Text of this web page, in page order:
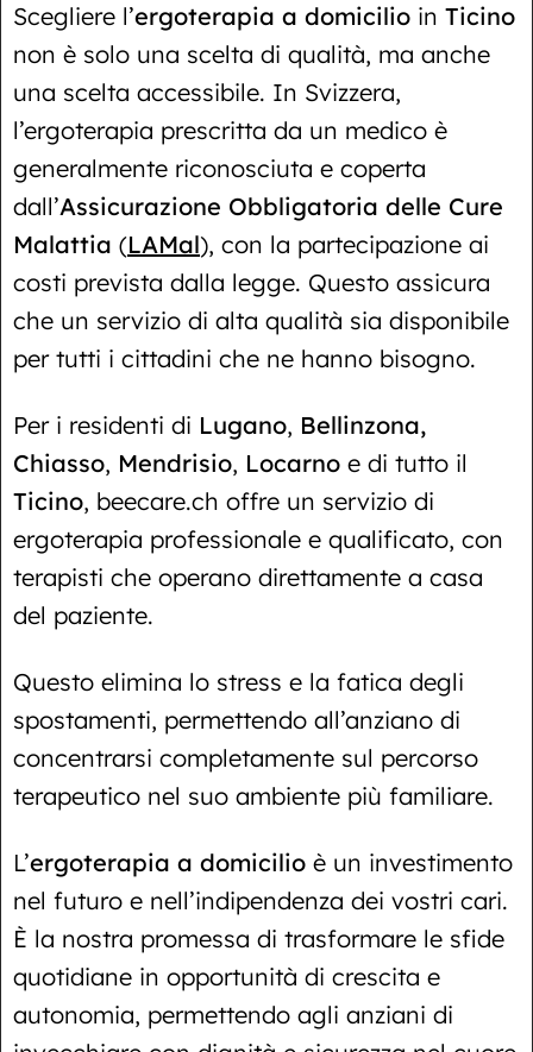
Scegliere l’ergoterapia a domicilio in Ticino
non è solo una scelta di qualità, ma anche
una scelta accessibile. In Svizzera,
l’ergoterapia prescritta da un medico è
generalmente riconosciuta e coperta
dall’Assicurazione Obbligatoria delle Cure
Malattia (LAMal), con la partecipazione ai
costi prevista dalla legge. Questo assicura
che un servizio di alta qualità sia disponibile
per tutti i cittadini che ne hanno bisogno.
Per i residenti di Lugano, Bellinzona,
Chiasso, Mendrisio, Locarno e di tutto il
Ticino, beecare.ch offre un servizio di
ergoterapia professionale e qualificato, con
terapisti che operano direttamente a casa
del paziente.
Questo elimina lo stress e la fatica degli
spostamenti, permettendo all’anziano di
concentrarsi completamente sul percorso
terapeutico nel suo ambiente più familiare.
L’ergoterapia a domicilio è un investimento
nel futuro e nell’indipendenza dei vostri cari.
È la nostra promessa di trasformare le sfide
quotidiane in opportunità di crescita e
autonomia, permettendo agli anziani di